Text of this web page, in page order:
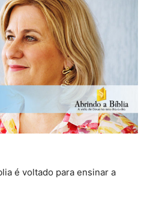
é voltado para ensinar a